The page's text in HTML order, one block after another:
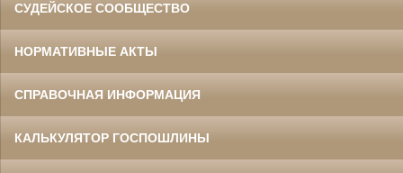
СУДЕЙСКОЕ СООБЩЕСТВО
НОРМАТИВНЫЕ АКТЫ
СПРАВОЧНАЯ ИНФОРМАЦИЯ
КАЛЬКУЛЯТОР ГОСПОШЛИНЫ